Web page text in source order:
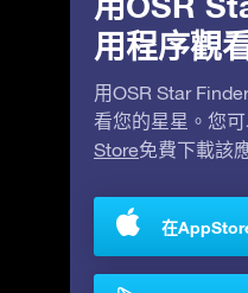
用程序觀
用OSR Star
看您的星星。您
Store免費下載該
在